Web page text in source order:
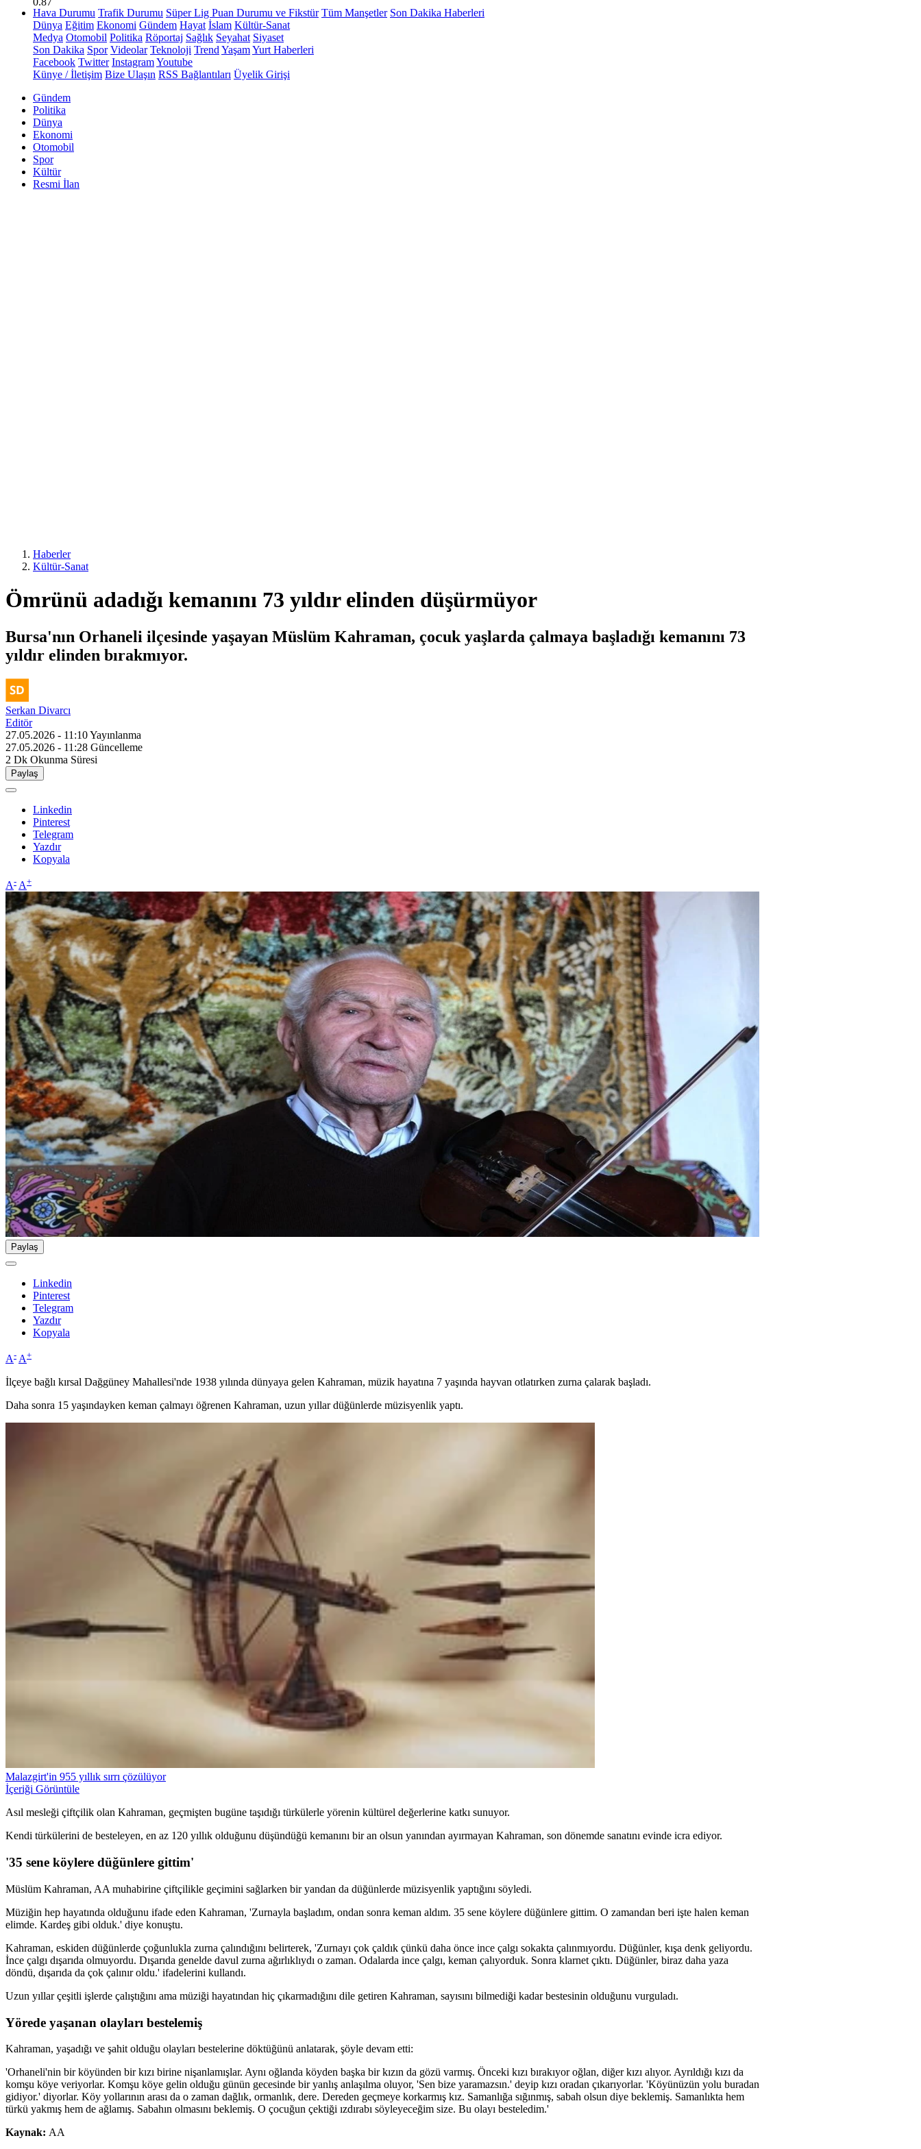
Hava Durumu Trafik Durumu Süper Lig Puan Durumu ve Fikstür Tüm Manşetler Son Dakika Haberleri
Dünya Eğitim Ekonomi Gündem Hayat İslam Kültür-Sanat
Medya Otomobil Politika Röportaj Sağlık Seyahat Siyaset
Son Dakika Spor Videolar Teknoloji Trend YaşamYurt Haberleri
Facebook Twitter InstagramYoutube
Künye / İletişim Bize Ulaşın RSS Bağlantıları Üyelik Girişi
Gündem
Politika
Dünya
Ekonomi
Otomobil
Spor
Kültür
Resmi İlan
Haberler
Kültür-Sanat
Ömrünü adadığı kemanını 73 yıldır elinden düşürmüyor
Bursa'nın Orhaneli ilçesinde yaşayan Müslüm Kahraman, çocuk yaşlarda çalmaya başladığı kemanını 73
yıldır elinden bırakmıyor.
Serkan Divarcı
Editör
27.05.2026 - 11:10Yayınlanma
27.05.2026 - 11:28 Güncelleme
2 Dk Okunma Süresi
Paylaş
Linkedin
Pinterest
Telegram
Yazdır
Kopyala
A- A+
Paylaş
Linkedin
Pinterest
Telegram
Yazdır
Kopyala
A- A+
İlçeye bağlı kırsal Dağgüney Mahallesi'nde 1938 yılında dünyaya gelen Kahraman, müzik hayatına 7 yaşında hayvan otlatırken zurna çalarak başladı.
Daha sonra 15 yaşındayken keman çalmayı öğrenen Kahraman, uzun yıllar düğünlerde müzisyenlik yaptı.
Malazgirt'in 955 yıllık sırrı çözülüyor
İçeriği Görüntüle
Asıl mesleği çiftçilik olan Kahraman, geçmişten bugüne taşıdığı türkülerle yörenin kültürel değerlerine katkı sunuyor.
Kendi türkülerini de besteleyen, en az 120 yıllık olduğunu düşündüğü kemanını bir an olsun yanından ayırmayan Kahraman, son dönemde sanatını evinde icra ediyor.
'35 sene köylere düğünlere gittim'
Müslüm Kahraman, AA muhabirine çiftçilikle geçimini sağlarken bir yandan da düğünlerde müzisyenlik yaptığını söyledi.
Müziğin hep hayatında olduğunu ifade eden Kahraman, 'Zurnayla başladım, ondan sonra keman aldım. 35 sene köylere düğünlere gittim. O zamandan beri işte halen keman
elimde. Kardeş gibi olduk.' diye konuştu.
Kahraman, eskiden düğünlerde çoğunlukla zurna çalındığını belirterek, 'Zurnayı çok çaldık çünkü daha önce ince çalgı sokakta çalınmıyordu. Düğünler, kışa denk geliyordu.
İnce çalgı dışarıda olmuyordu. Dışarıda genelde davul zurna ağırlıklıydı o zaman. Odalarda ince çalgı, keman çalıyorduk. Sonra klarnet çıktı. Düğünler, biraz daha yaza
döndü, dışarıda da çok çalınır oldu.' ifadelerini kullandı.
Uzun yıllar çeşitli işlerde çalıştığını ama müziği hayatından hiç çıkarmadığını dile getiren Kahraman, sayısını bilmediği kadar bestesinin olduğunu vurguladı.
Yörede yaşanan olayları bestelemiş
Kahraman, yaşadığı ve şahit olduğu olayları bestelerine döktüğünü anlatarak, şöyle devam etti:
'Orhaneli'nin bir köyünden bir kızı birine nişanlamışlar. Aynı oğlanda köyden başka bir kızın da gözü varmış. Önceki kızı bırakıyor oğlan, diğer kızı alıyor. Ayrıldığı kızı da
komşu köye veriyorlar. Komşu köye gelin olduğu günün gecesinde bir yanlış anlaşılma oluyor, 'Sen bize yaramazsın.' deyip kızı oradan çıkarıyorlar. 'Köyünüzün yolu buradan
gidiyor.' diyorlar. Köy yollarının arası da o zaman dağlık, ormanlık, dere. Dereden geçmeye korkarmış kız. Samanlığa sığınmış, sabah olsun diye beklemiş. Samanlıkta hem
türkü yakmış hem de ağlamış. Sabahın olmasını beklemiş. O çocuğun çektiği ızdırabı söyleyeceğim size. Bu olayı besteledim.'
Kaynak: AA